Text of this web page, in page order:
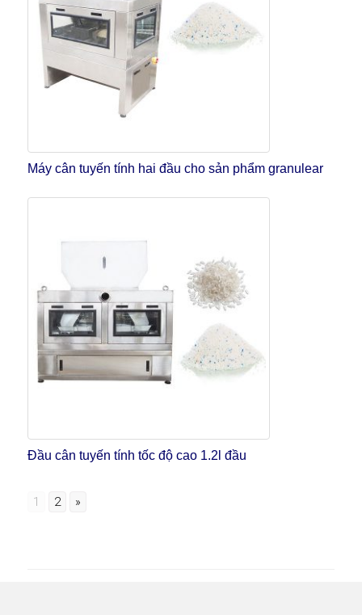
Máy cân tuyến tính hai đầu cho sản phẩm granulear
Đầu cân tuyến tính tốc độ cao 1.2l đầu
1 2 »